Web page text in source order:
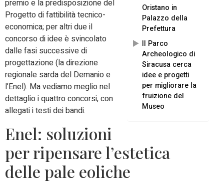
Oristano in
Palazzo della
Prefettura
Il Parco
Archeologico di
Siracusa cerca
idee e progetti
per migliorare la
fruizione del
Museo
premio e la predisposizione del
Progetto di fattibilità tecnico-
economica; per altri due il
concorso di idee è svincolato
dalle fasi successive di
progettazione (la direzione
regionale sarda del Demanio e
l’Enel). Ma vediamo meglio nel
dettaglio i quattro concorsi, con
allegati i testi dei bandi.
Enel: soluzioni
per ripensare l’estetica
delle pale eoliche